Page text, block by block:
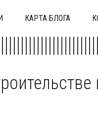
КАРТА БЛОГА